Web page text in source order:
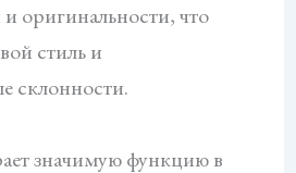
оригинальности, что
стиль и
склонности.
значимую функцию в